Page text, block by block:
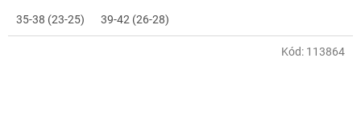
35-38 (23-25) 39-42 (26-28)
Kód: 113864